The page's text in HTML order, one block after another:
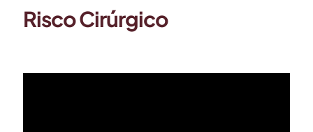
Risco Cirúrgico